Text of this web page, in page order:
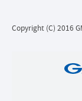
Copyright (C) 2016